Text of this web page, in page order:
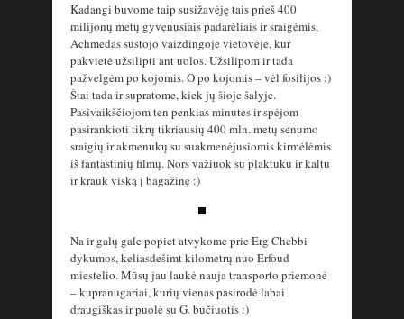
Kadangi buvome taip susižavėję tais prieš 400
milijonų metų gyvenusiais padarėliais ir sraigėmis,
Achmedas sustojo vaizdingoje vietovėje, kur
pakvietė užsilipti ant uolos. Užsilipom ir tada
pažvelgėm po kojomis. O po kojomis – vėl fosilijos :)
Štai tada ir supratome, kiek jų šioje šalyje.
Pasivaikščiojom ten penkias minutes ir spėjom
pasirankioti tikrų tikriausių 400 mln. metų senumo
sraigių ir akmenukų su suakmenėjusiomis kirmėlėmis
iš fantastinių filmų. Nors važiuok su plaktuku ir kaltu
ir krauk viską į bagažinę :)
Na ir galų gale popiet atvykome prie Erg Chebbi
dykumos, keliasdešimt kilometrų nuo Erfoud
miestelio. Mūsų jau laukė nauja transporto priemonė
– kupranugariai, kurių vienas pasirodė labai
draugiškas ir puolė su G. bučiuotis :)